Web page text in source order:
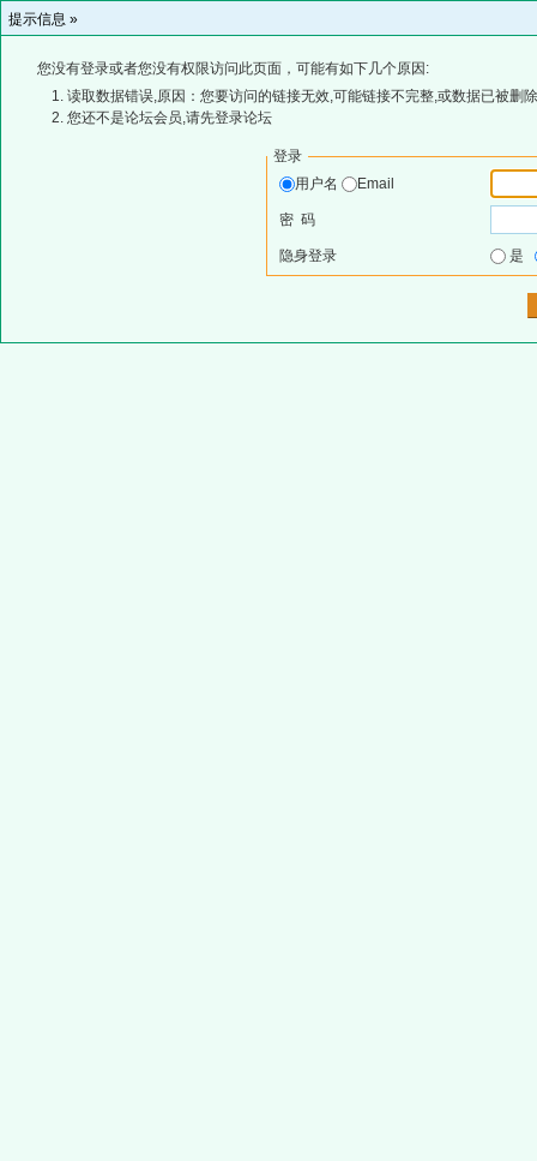
提示信息 »
您没有登录或者您没有权限访问此页面，可能有如下几个原因:
读取数据错误,原因：您要访问的链接无效,可能链接不完整,或数据已被删
您还不是论坛会员,请先登录论坛
登录
用户名
Email
密 码
隐身登录 是